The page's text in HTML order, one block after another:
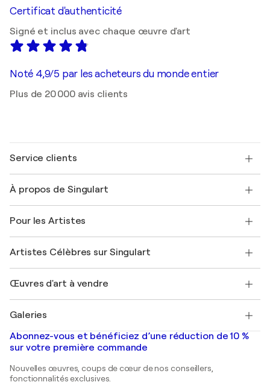
Certificat d'authenticité
Signé et inclus avec chaque œuvre d'art
Noté 4,9/5 par les acheteurs du monde entier
Plus de 20 000 avis clients
Service clients
Expédition
Offrir une carte cadeau
Rejoignez notre programme commercial
Mon compte
+33 1 76 44 06 42
À propos de Singulart
FAQ
Magazine Singulart
Emplois
Découvrez une sélection d'art original
Pour les Artistes
Se connecter en tant qu'Artiste
Artistes Célèbres sur Singulart
Marc Chagall
Banksy
Mr. Brainwash
Shepard Fairey
Œuvres d'art à vendre
Tableaux abstraits à vendre
Peintures de paysage
Estampes
Peintures acryliques
Galeries
Galeries d'art en France
Galeries d'art en Belgique
Abonnez-vous et bénéficiez d’une réduction de 10 %
sur votre première commande
Nouvelles œuvres, coups de cœur de nos conseillers,
fonctionnalités exclusives.